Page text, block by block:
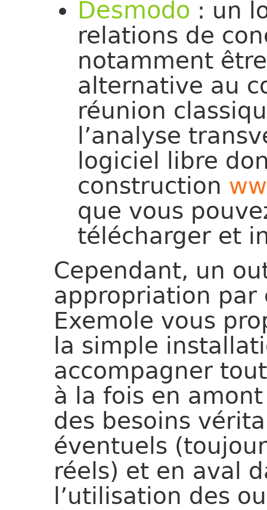
Desmodo : un
relations de
notamment
alternative au
réunion
l’analyse
logiciel libre
construction
que vous
télécharger et
Cependant, un
appropriation par
Exemole vous
la simple
accompagner
à la fois en
des besoins
éventuels
réels) et en aval
l’utilisation des